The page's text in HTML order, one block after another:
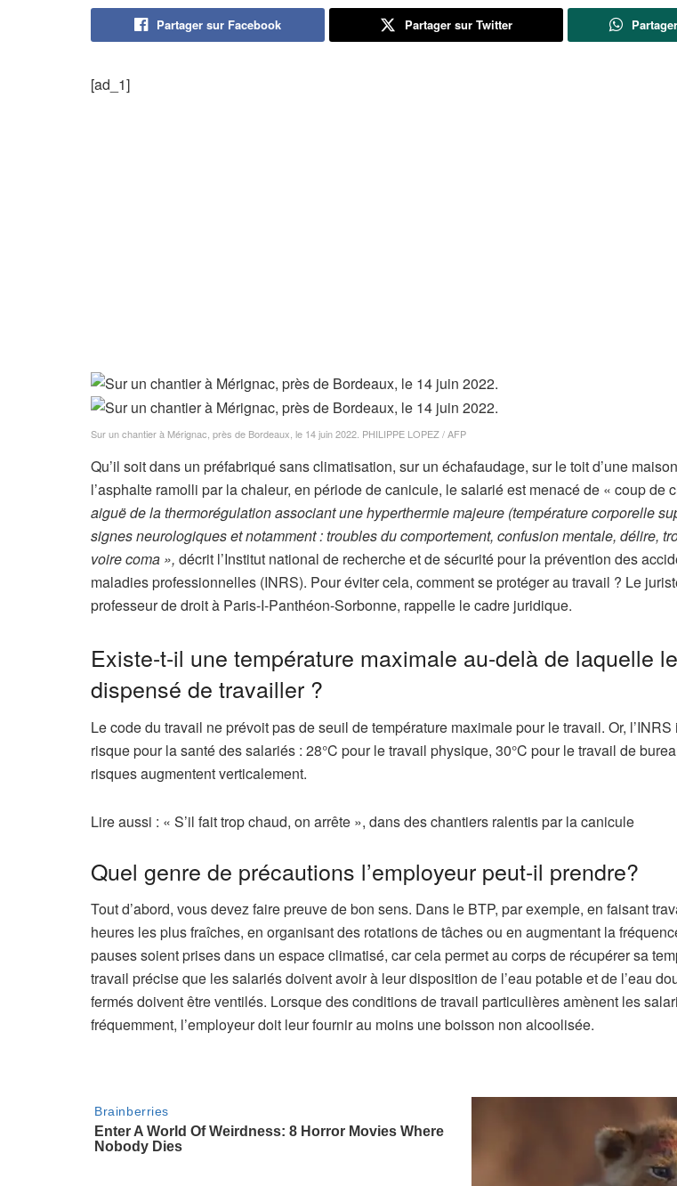
Partager sur Facebook Partager sur Twitter
[ad_1]
Sur un chantier à Mérignac, près de Bordeaux, le 14 juin 2022. PHILIPPE LOPEZ / AFP
Qu’il soit dans un préfabriqué sans climatisation, sur un échafaudage, sur le toit d’une
l’asphalte ramolli par la chaleur, en période de canicule, le salarié est menacé de « coup de
aiguë de la thermorégulation associant une hyperthermie majeure (température corporelle
signes neurologiques et notamment : troubles du comportement, confusion mentale, délire,
voire coma », décrit l’Institut national de recherche et de sécurité pour la prévention des
maladies professionnelles (INRS). Pour éviter cela, comment se protéger au travail ? Le
professeur de droit à Paris-I-Panthéon-Sorbonne, rappelle le cadre juridique.
Existe-t-il une température maximale au-delà de laquelle
dispensé de travailler ?
Le code du travail ne prévoit pas de seuil de température maximale pour le travail. Or,
risque pour la santé des salariés : 28°C pour le travail physique, 30°C pour le travail de
risques augmentent verticalement.
Lire aussi : A
t
c
l
e
r
é
s
é
à
« S’il fait trop chaud, on arrête », dans des chantiers ralentis par la canicule
Quel genre de précautions l’employeur peut-il prendre?
Tout d’abord, vous devez faire preuve de bon sens. Dans le BTP, par exemple, en faisant
heures les plus fraîches, en organisant des rotations de tâches ou en augmentant la
pauses soient prises dans un espace climatisé, car cela permet au corps de récupérer sa
travail précise que les salariés doivent avoir à leur disposition de l’eau potable et de l’eau
fermés doivent être ventilés. Lorsque des conditions de travail particulières amènent les
fréquemment, l’employeur doit leur fournir au moins une boisson non alcoolisée.